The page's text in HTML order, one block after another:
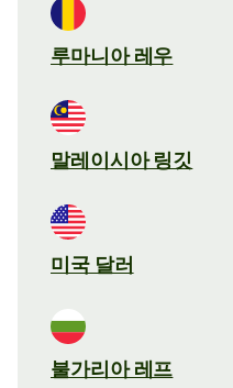
루마니아 레우
말레이시아 링깃
미국 달러
불가리아 레프